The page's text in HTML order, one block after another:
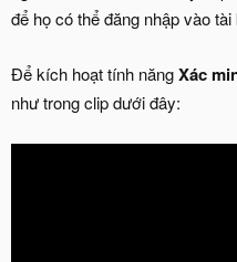
để họ có thể đăng nhập vào
Để kích hoạt tính năngXác
như trong clip dưới đây: